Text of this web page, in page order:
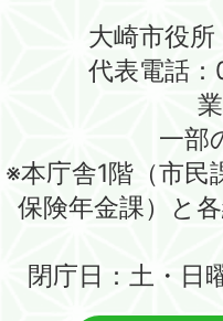
大崎市役
代表電話
一部
※本庁舎1階（市民
保険年金課）と
閉庁日：土・日